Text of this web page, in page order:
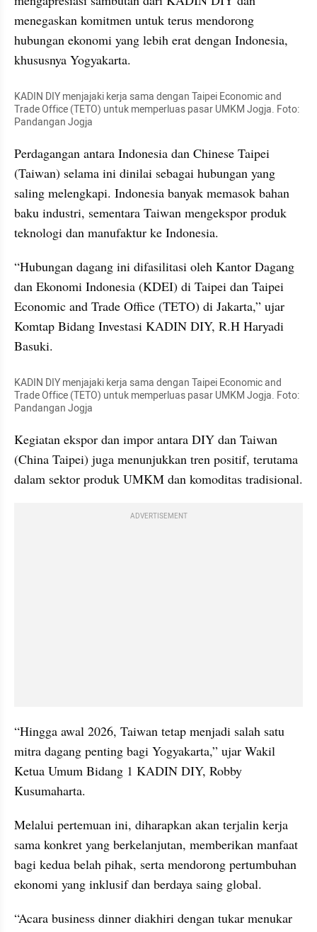
menegaskan komitmen untuk terus mendorong
hubungan ekonomi yang lebih erat dengan Indonesia,
khususnya Yogyakarta.
KADIN DIY menjajaki kerja sama dengan Taipei Economic and
Trade Office (TETO) untuk memperluas pasar UMKM Jogja. Foto:
Pandangan Jogja
Perdagangan antara Indonesia dan Chinese Taipei
(Taiwan) selama ini dinilai sebagai hubungan yang
saling melengkapi. Indonesia banyak memasok bahan
baku industri, sementara Taiwan mengekspor produk
teknologi dan manufaktur ke Indonesia.
“Hubungan dagang ini difasilitasi oleh Kantor Dagang
dan Ekonomi Indonesia (KDEI) di Taipei dan Taipei
Economic and Trade Office (TETO) di Jakarta,” ujar
Komtap Bidang Investasi KADIN DIY, R.H Haryadi
Basuki.
KADIN DIY menjajaki kerja sama dengan Taipei Economic and
Trade Office (TETO) untuk memperluas pasar UMKM Jogja. Foto:
Pandangan Jogja
Kegiatan ekspor dan impor antara DIY dan Taiwan
(China Taipei) juga menunjukkan tren positif, terutama
dalam sektor produk UMKM dan komoditas tradisional.
ADVERTISEMENT
“Hingga awal 2026, Taiwan tetap menjadi salah satu
mitra dagang penting bagi Yogyakarta,” ujar Wakil
Ketua Umum Bidang 1 KADIN DIY, Robby
Kusumaharta.
Melalui pertemuan ini, diharapkan akan terjalin kerja
sama konkret yang berkelanjutan, memberikan manfaat
bagi kedua belah pihak, serta mendorong pertumbuhan
ekonomi yang inklusif dan berdaya saing global.
“Acara business dinner diakhiri dengan tukar menukar